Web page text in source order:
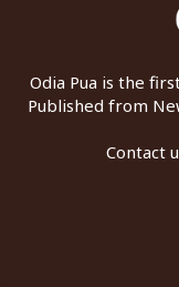
Odia Pua is the
Published from
Contact